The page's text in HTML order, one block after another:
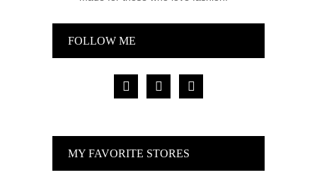
FOLLOW ME
facebook pinterest instagram
MY FAVORITE STORES